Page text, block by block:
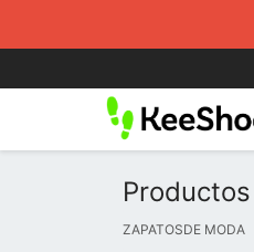
ZAPATOSDE MODA